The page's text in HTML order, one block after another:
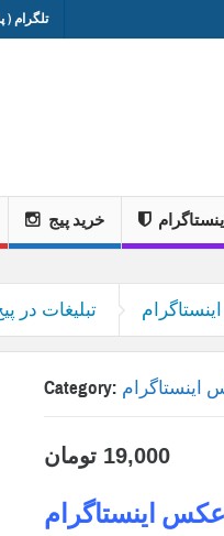
تلگرام (
خرید پیج
تبلیغات در
Category: اینستاگرام
19,000 تومان